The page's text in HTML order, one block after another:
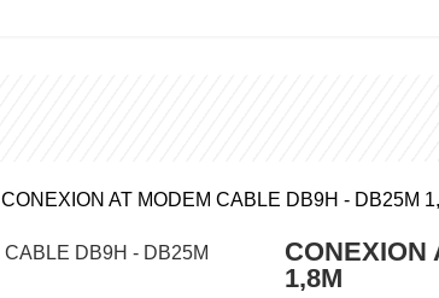
CONEXION AT MODEM CABLE DB9H - DB25M
CONEXION
1,8M